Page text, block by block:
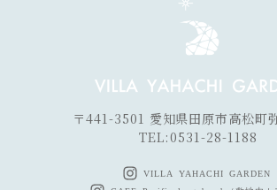
〒441-3501 愛知県田原市高松町
TEL:0531-28-1188
VILLA YAHACHI GARDEN